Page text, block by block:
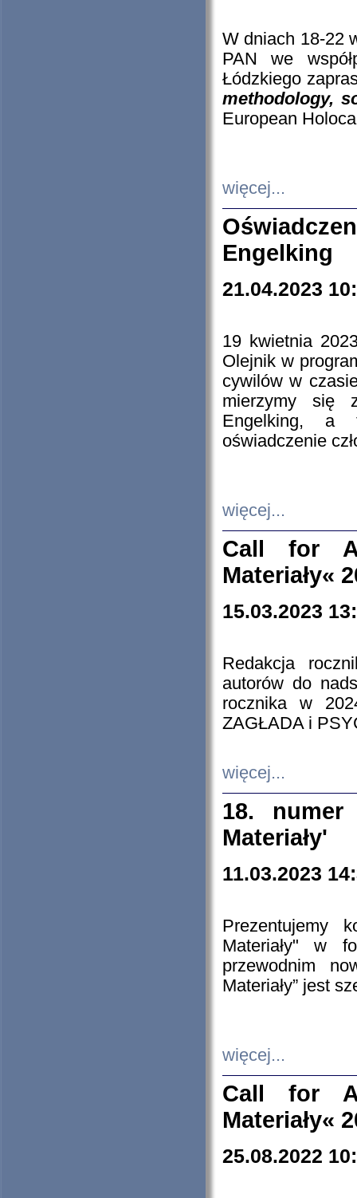
W dniach 18-22
PAN we
Łódzkiego
methodology,
European
więcej...
Engelking
21.04.2023
19 kwietnia
Olejnik w
cywilów w
mierzymy się
Engelking, a
oświadczenie
więcej...
Call for
Materiały«
15.03.2023
Redakcja
autorów do
rocznika w
ZAGŁADA i
więcej...
18. numer
Materiały'
11.03.2023
Prezentujemy
Materiały" w
przewodnim
Materiały” jest
więcej...
Call for
Materiały«
25.08.2022